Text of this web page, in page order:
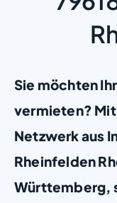
Sie möchten
vermieten?
Netzwerk aus
Rheinfelden
Württemberg,